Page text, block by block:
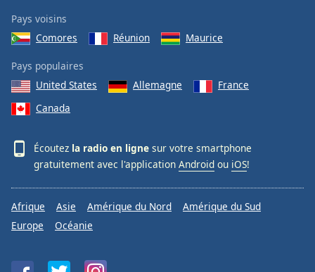
Pays voisins
Comores
Réunion Maurice
Pays populaires
United States
Allemagne
France
Canada
Écoutez la radio en ligne sur votre smartphone
gratuitement avec l'application Android ou iOS!
Afrique Asie Amérique du Nord
Amérique du Sud
Europe
Océanie